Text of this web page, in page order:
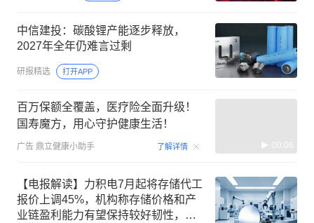
中信建投：碳酸锂产能逐步释放，
2027年全年仍难言过剩
研报精选 打开APP
百万保额全覆盖，医疗险全面升级！
国寿魔方，用心守护健康生活！
广告 鼎立健康小助手 了解详情 00:06
【电报解读】力积电7月起将存储代工
报价上调45%，机构称存储价格和产
业链盈利能力有望保持较好韧性，这